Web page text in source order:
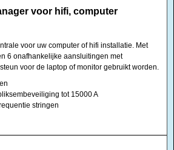
voor hifi, computer
voor uw computer of hifi installatie. Met
6 onafhankelijke aansluitingen met
voor de laptop of monitor gebruikt worden.
tot 15000 A
stringen